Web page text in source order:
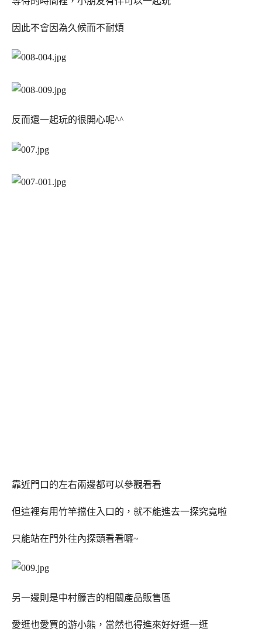
因此不會因為久候而不耐煩
反而還一起玩的很開心呢^^
靠近門口的左右兩邊都可以參觀看看
但這裡有用竹竿擋住入口的，就不能進去一探究竟啦
只能站在門外往內探頭看看囉~
另一邊則是中村籐吉的相關產品販售區
愛逛也愛買的游小熊，當然也得進來好好逛一逛